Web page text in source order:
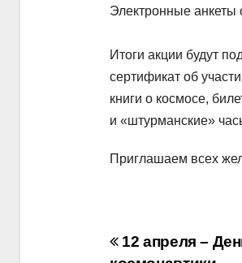
Электронные анкеты
Итоги акции будут
сертификат об
книги о космосе,
и «штурманские»
Приглашаем всех
12 апреля –